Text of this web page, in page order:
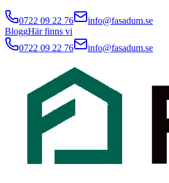
0722 09 22 76
info@fasadum.se
BloggHär finns vi
0722 09 22 76
info@fasadum.se